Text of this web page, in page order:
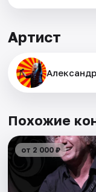
Артист
Похожие
от 2 000 ₽